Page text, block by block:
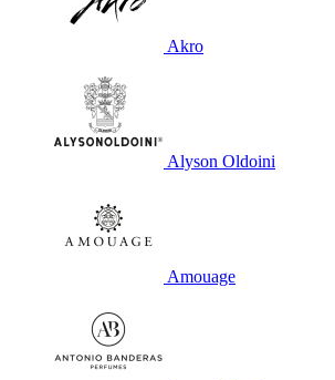
Akro
Alyson Oldoini
Amouage